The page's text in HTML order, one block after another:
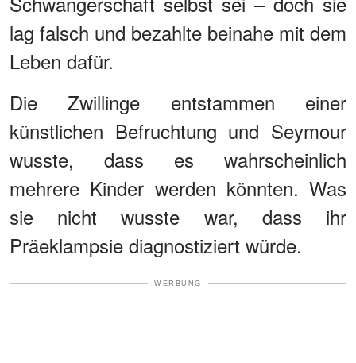
lag falsch und bezahlte beinahe mit dem
Leben dafür.
Die Zwillinge entstammen einer
künstlichen Befruchtung und Seymour
wusste, dass es wahrscheinlich
mehrere Kinder werden könnten. Was
sie nicht wusste war, dass ihr
Präeklampsie diagnostiziert würde.
WERBUNG